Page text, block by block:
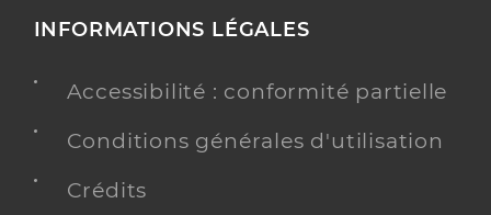
INFORMATIONS LÉGALES
Accessibilité : conformité partielle
Conditions générales d'utilisation
Crédits